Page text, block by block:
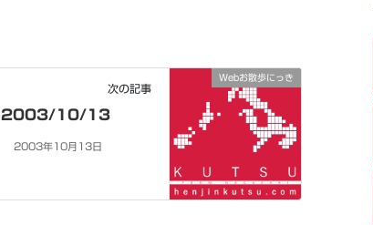
Webお散歩にっき
次の記事
2003/10/13
2003年10月13日